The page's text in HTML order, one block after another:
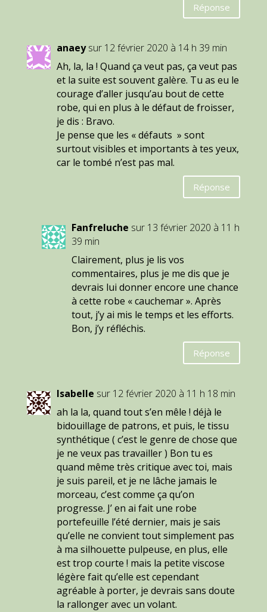
Réponse
anaey sur 12 février 2020 à 14 h 39 min
Ah, la, la ! Quand ça veut pas, ça veut pas
et la suite est souvent galère. Tu as eu le
courage d’aller jusqu’au bout de cette
robe, qui en plus à le défaut de froisser,
je dis : Bravo.
Je pense que les « défauts » sont
surtout visibles et importants à tes yeux,
car le tombé n’est pas mal.
Réponse
Fanfreluche sur 13 février 2020 à 11 h
39 min
Clairement, plus je lis vos
commentaires, plus je me dis que je
devrais lui donner encore une chance
à cette robe « cauchemar ». Après
tout, j’y ai mis le temps et les efforts.
Bon, j’y réfléchis.
Réponse
Isabelle sur 12 février 2020 à 11 h 18 min
ah la la, quand tout s’en mêle ! déjà le
bidouillage de patrons, et puis, le tissu
synthétique ( c’est le genre de chose que
je ne veux pas travailler ) Bon tu es
quand même très critique avec toi, mais
je suis pareil, et je ne lâche jamais le
morceau, c’est comme ça qu’on
progresse. J’ en ai fait une robe
portefeuille l’été dernier, mais je sais
qu’elle ne convient tout simplement pas
à ma silhouette pulpeuse, en plus, elle
est trop courte ! mais la petite viscose
légère fait qu’elle est cependant
agréable à porter, je devrais sans doute
la rallonger avec un volant.